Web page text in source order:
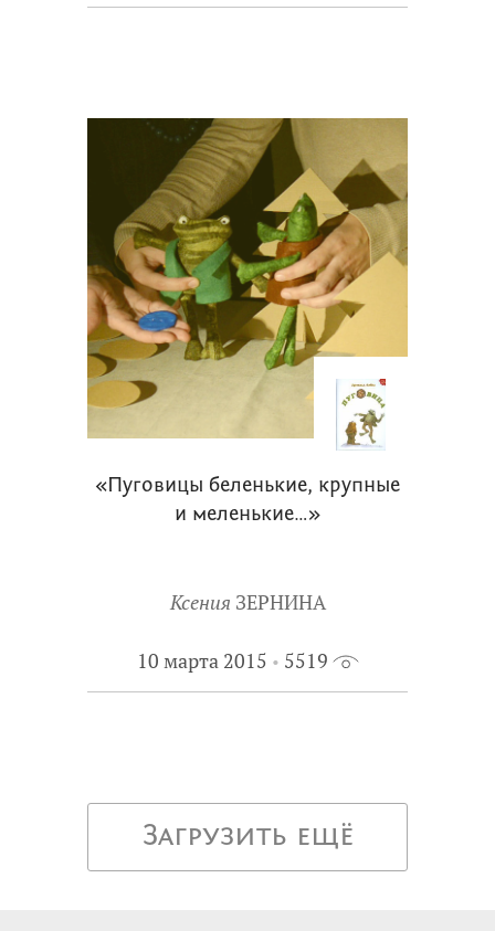
«Пуговицы беленькие, крупные
и меленькие…»
Ксения ЗЕРНИНА
10 марта 2015 5519
Загрузить ещё